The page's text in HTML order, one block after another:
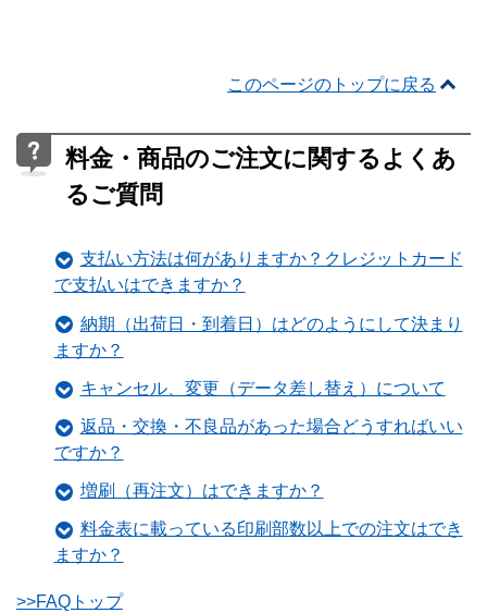
このページのトップに戻る
料金・商品のご注文に関するよくあ
るご質問
支払い方法は何がありますか？クレジットカード
で支払いはできますか？
納期（出荷日・到着日）はどのようにして決まり
ますか？
キャンセル、変更（データ差し替え）について
返品・交換・不良品があった場合どうすればいい
ですか？
増刷（再注文）はできますか？
料金表に載っている印刷部数以上での注文はでき
ますか？
>>FAQトップ